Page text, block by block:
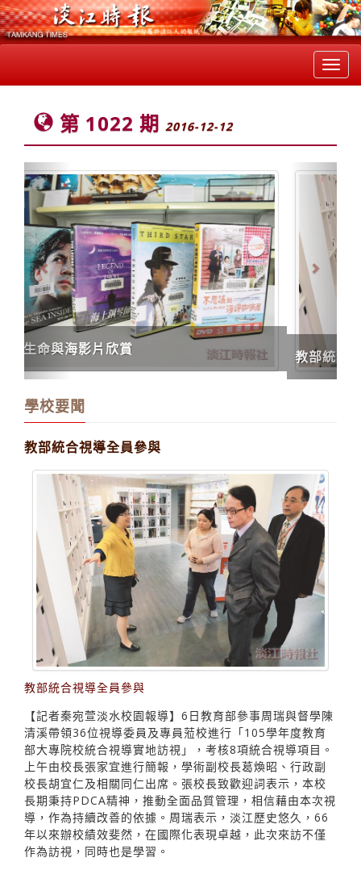
第 1022 期 2016-12-12
教部統合視導全員參與
Previous Next
學校要聞
教部統合視導全員參與
教部統合視導全員參與
【記者秦宛萱淡水校園報導】6日教育部參事周瑞與督學陳
清溪帶領36位視導委員及專員蒞校進行「105學年度教育
部大專院校統合視導實地訪視」，考核8項統合視導項目。
上午由校長張家宜進行簡報，學術副校長葛煥昭、行政副
校長胡宜仁及相關同仁出席。張校長致歡迎詞表示，本校
長期秉持PDCA精神，推動全面品質管理，相信藉由本次視
導，作為持續改善的依據。周瑞表示，淡江歷史悠久，66
年以來辦校績效斐然，在國際化表現卓越，此次來訪不僅
作為訪視，同時也是學習。